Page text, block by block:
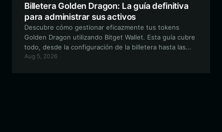
Billetera Golden Dragon: La guía definitiva
para administrar sus activos
Descubre cómo gestionar eficazmente tus tokens
Golden Dragon utilizando Bitget Wallet. Esta guía cubre
todo, desde la configuración de la billetera hasta las
interacciones avanzadas en la cadena dentro del
Aug 5, 2026